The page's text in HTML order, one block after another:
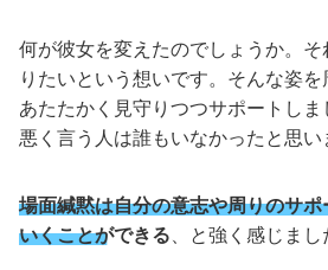
何が彼女を変えたのでしょうか。
りたいという想いです。そんな姿
あたたかく見守りつつサポートし
悪く言う人は誰もいなかったと思い
場面緘黙は自分の意志や周りのサ
いくことができる 、と強く感じまし